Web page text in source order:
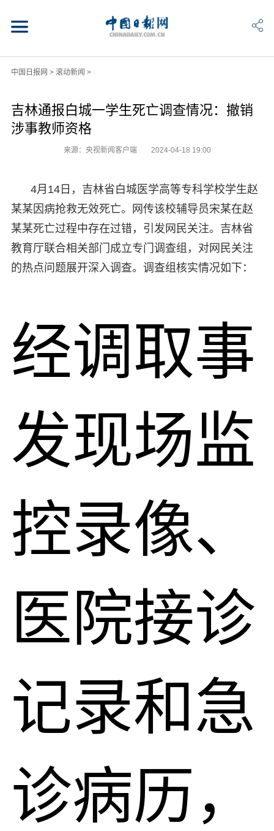
中国日报网 > 滚动新闻 >
吉林通报白城一学生死亡调查情况：撤销
涉事教师资格
来源：央视新闻客户端 2024-04-18 19:00
4月14日，吉林省白城医学高等专科学校学生赵
某某因病抢救无效死亡。网传该校辅导员宋某在赵
某某死亡过程中存在过错，引发网民关注。吉林省
教育厅联合相关部门成立专门调查组，对网民关注
的热点问题展开深入调查。调查组核实情况如下：
经调取事
发现场监
控录像、
医院接诊
记录和急
诊病历，